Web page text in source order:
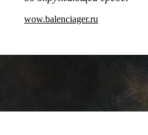
wow.balenciager.ru